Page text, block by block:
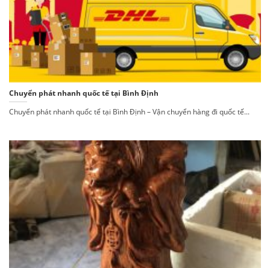
Chuyển phát nhanh quốc tế tại Bình Định
Chuyển phát nhanh quốc tế tại Bình Định – Vận chuyển hàng đi quốc tế...